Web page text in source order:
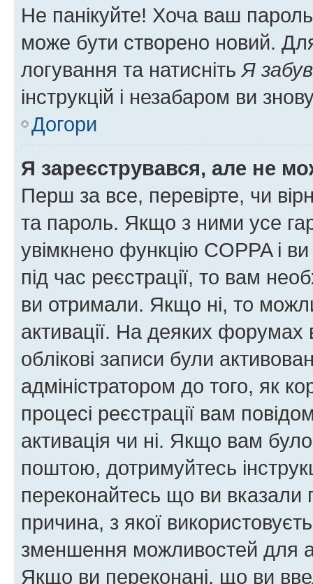
Не панікуйте! Хоча ваш
може бути створено новий.
логування та натисніть Я
інструкцій і незабаром ви
Догори
Я зареєструвався, але не
Перш за все, перевірте, чи
та пароль. Якщо з ними усе
увімкнено функцію COPPA і
під час реєстрації, то вам
ви отримали. Якщо ні, то
активації. На деяких форумах
облікові записи були
адміністратором до того, як
процесі реєстрації вам
активація чи ні. Якщо вам
поштою, дотримуйтесь
переконайтесь що ви
причина, з якої
зменшення можливостей для
Якщо ви переконані, що ви